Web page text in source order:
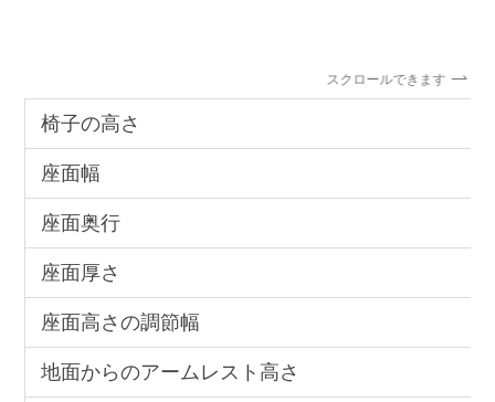
スクロールできます
椅子の高さ
座面幅
座面奥行
座面厚さ
座面高さの調節幅
地面からのアームレスト高さ